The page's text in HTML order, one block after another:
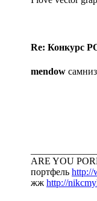
Re: Конкурс
mendow
ARE YOU
портфель http://
жж http://